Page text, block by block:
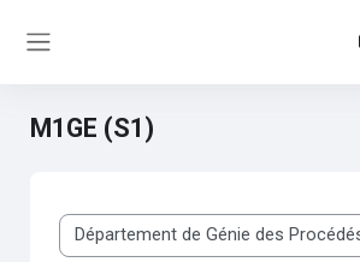
M1GE (S1)
Catégories de cours